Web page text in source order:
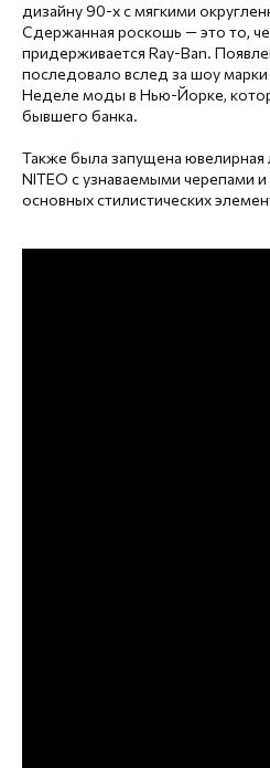
дизайну 90-х с мягкими
Сдержанная роскошь — это то,
придерживается Ray-Ban.
последовало вслед за шоу марки
Неделе моды в Нью-Йорке,
бывшего банка.
Также была запущена ювелирная
NITEO с узнаваемыми черепами и
основных стилистических